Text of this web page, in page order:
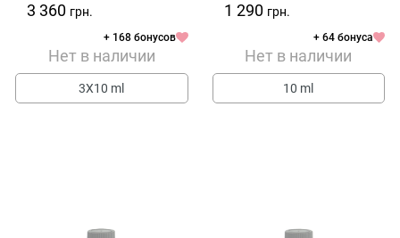
3 360 грн.
+ 168 бонусов
Нет в наличии
3Х10 ml
1 290 грн.
+ 64 бонуса
Нет в наличии
10 ml